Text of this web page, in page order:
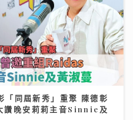
「同屆新秀」重聚 陳德彰
讚晚安莉莉主音Sinnie及
兩款湯水即消暑 零廚藝都